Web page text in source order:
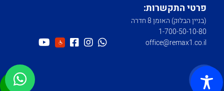
פרטי התקשרות:
(בניין הבלוק) האומן 8 חדרה
1­-700­-50-­10-­80
office@remax1.co.il